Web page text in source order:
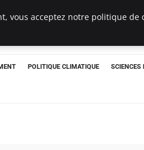
POLITIQUE CLIMATIQUE SCIENCES
vous acceptez notre politique de